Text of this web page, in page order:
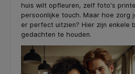
huis wilt opfleuren, zelf foto's
persoonlijke touch. Maar hoe zorg
er perfect uitzien? Hier zijn enkele
gedachten te houden.